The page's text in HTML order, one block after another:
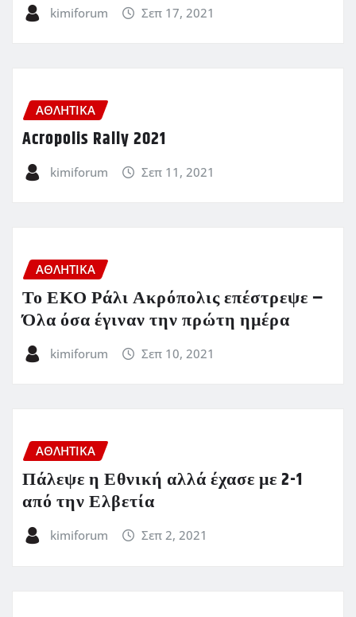
kimiforum Σεπ 17, 2021
ΑΘΛΗΤΙΚΑ
Acropolis Rally 2021
kimiforum Σεπ 11, 2021
ΑΘΛΗΤΙΚΑ
Το ΕΚΟ Ράλι Ακρόπολις επέστρεψε –
Όλα όσα έγιναν την πρώτη ημέρα
kimiforum Σεπ 10, 2021
ΑΘΛΗΤΙΚΑ
Πάλεψε η Εθνική αλλά έχασε με 2-1
από την Ελβετία
kimiforum Σεπ 2, 2021